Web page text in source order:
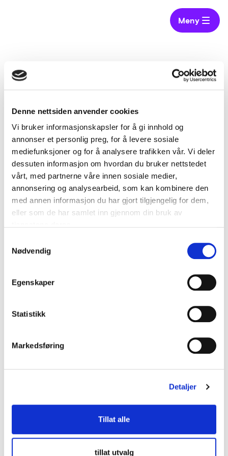
Denne nettsiden anvender cookies
Vi bruker informasjonskapsler for å gi innhold og
annonser et personlig preg, for å levere sosiale
mediefunksjoner og for å analysere trafikken vår. Vi deler
dessuten informasjon om hvordan du bruker nettstedet
vårt, med partnerne våre innen sosiale medier,
annonsering og analysearbeid, som kan kombinere den
med annen informasjon du har gjort tilgjengelig for dem,
eller som de har samlet inn gjennom din bruk av
Nødvendig
Egenskaper
Statistikk
Markedsføring
Detaljer
Tillat alle
tillat utvalg
Meny
Hjem Harald Aas, innovasjonspådriver stat og forsvar
og forsvar
14. september 2017 | Sist oppdatert 7. mai 2026
Status
Anskaffelse
Sektor
Se alle kontaktpersoner